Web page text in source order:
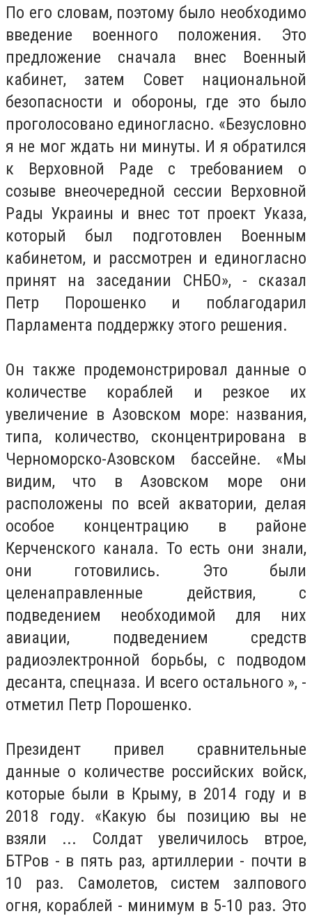
По его словам, поэтому было необходимо
введение военного положения. Это
предложение сначала внес Военный
кабинет, затем Совет национальной
безопасности и обороны, где это было
проголосовано единогласно. «Безусловно
я не мог ждать ни минуты. И я обратился
к Верховной Раде с требованием о
созыве внеочередной сессии Верховной
Рады Украины и внес тот проект Указа,
который был подготовлен Военным
кабинетом, и рассмотрен и единогласно
принят на заседании СНБО», - сказал
Петр Порошенко и поблагодарил
Парламента поддержку этого решения.
Он также продемонстрировал данные о
количестве кораблей и резкое их
увеличение в Азовском море: названия,
типа, количество, сконцентрирована в
Черноморско-Азовском бассейне. «Мы
видим, что в Азовском море они
расположены по всей акватории, делая
особое концентрацию в районе
Керченского канала. То есть они знали,
они готовились. Это были
целенаправленные действия, с
подведением необходимой для них
авиации, подведением средств
радиоэлектронной борьбы, с подводом
десанта, спецназа. И всего остального », -
отметил Петр Порошенко.
Президент привел сравнительные
данные о количестве российских войск,
которые были в Крыму, в 2014 году и в
2018 году. «Какую бы позицию вы не
взяли ... Солдат увеличилось втрое,
БТРов - в пять раз, артиллерии - почти в
10 раз. Самолетов, систем залпового
огня, кораблей - минимум в 5-10 раз. Это